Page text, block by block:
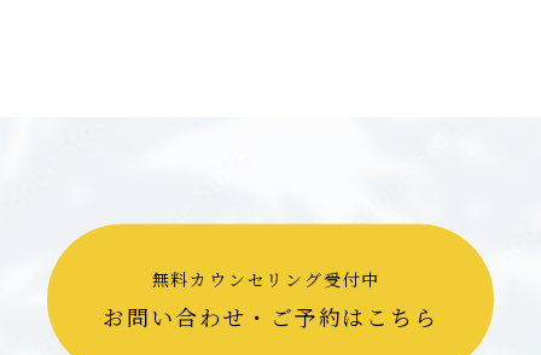
無料カウンセリング受付中
お問い合わせ・ご予約はこちら